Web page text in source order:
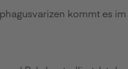
kommt es